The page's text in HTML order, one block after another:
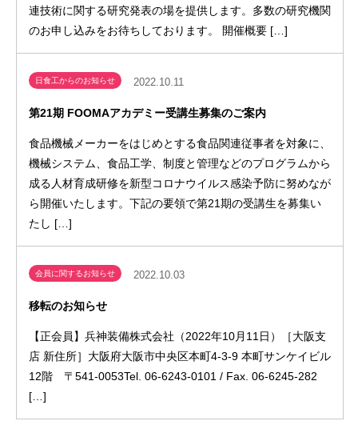
連技術に関する研究発表の場を提供します。多数の研究機関
のお申し込みをお待ちしております。 開催概要 […]
日食工からのお知らせ 2022.10.11
第21期 FOOMAアカデミー受講生募集のご案内
食品機械メーカーをはじめとする食品関連従事者を対象に、
機械システム、食品工学、制度と管理などのプログラムから
成る人材育成研修を新型コロナウイルス感染予防に努めなが
ら開催いたします。下記の要領で第21期の受講生を募集い
たし […]
会員に関するお知らせ 2022.10.03
移転のお知らせ
【正会員】兵神装備株式会社（2022年10月11日）［大阪支
店 新住所］大阪府大阪市中央区本町4-3-9 本町サンケイビル
12階 〒541-0053Tel. 06-6243-0101 / Fax. 06-6245-282
[…]